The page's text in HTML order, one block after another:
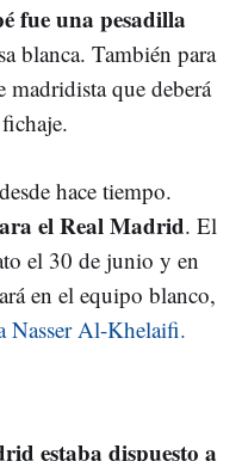
fue una pesadilla
blanca. También para
madridista que deberá
hace tiempo.
el Real Madrid. El
el 30 de junio y en
en el equipo blanco,
Nasser Al-Khelaifi.
estaba dispuesto a